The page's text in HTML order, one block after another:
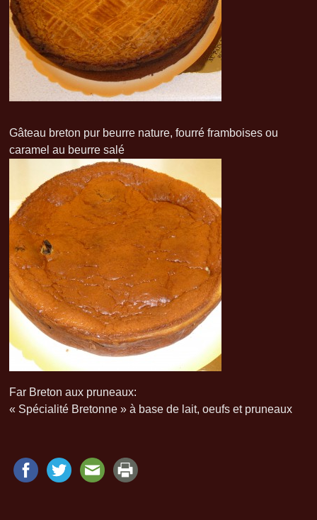
Gâteau breton pur beurre nature, fourré framboises ou
caramel au beurre salé
Far Breton aux pruneaux:
« Spécialité Bretonne » à base de lait, oeufs et pruneaux